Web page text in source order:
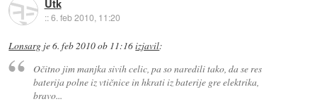
Utk
::6. feb 2010, 11:20
Lonsarg je6. feb 2010 ob 11:16izjavil:
Očitno jim manjka sivih celic, pa so naredili tako, da se res
baterija polne iz vtičnice in hkrati iz baterije gre elektrika,
bravo...